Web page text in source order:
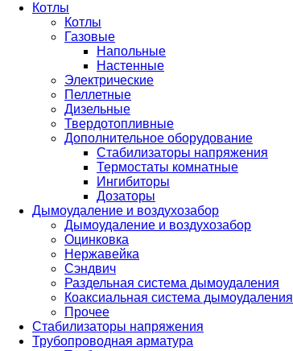
Котлы
Котлы
Газовые
Напольные
Настенные
Электрические
Пеллетные
Дизельные
Твердотопливные
Дополнительное оборудование
Стабилизаторы напряжения
Термостаты комнатные
Ингибиторы
Дозаторы
Дымоудаление и воздухозабор
Дымоудаление и воздухозабор
Оцинковка
Нержавейка
Сэндвич
Раздельная система дымоудаления
Коаксиальная система дымоудаления
Прочее
Стабилизаторы напряжения
Трубопроводная арматура